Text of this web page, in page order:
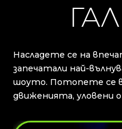
Насладете се на
запечатали най-
шоуто. Потопете се
движенията, уловени